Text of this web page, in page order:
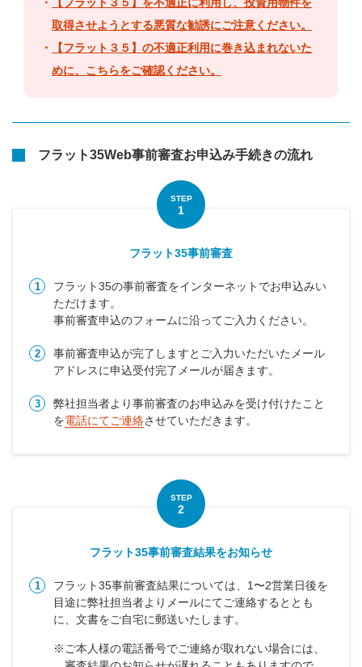
取得させようとする悪質な勧誘にご注意ください。
・
【フラット３５】の不適正利用に巻き込まれないた
めに、こちらをご確認ください。
フラット35Web事前審査お申込み手続きの流れ
STEP
1
フラット35事前審査
1
フラット35の事前審査をインターネットでお申込みい
ただけます。
事前審査申込のフォームに沿ってご入力ください。
2
事前審査申込が完了しますとご入力いただいたメール
アドレスに申込受付完了メールが届きます。
3
弊社担当者より事前審査のお申込みを受け付けたこと
を電話にてご連絡させていただきます。
STEP
2
フラット35事前審査結果をお知らせ
1
フラット35事前審査結果については、1〜2営業日後を
目途に弊社担当者よりメールにてご連絡するととも
に、文書をご自宅に郵送いたします。
※ご本人様の電話番号でご連絡が取れない場合には、